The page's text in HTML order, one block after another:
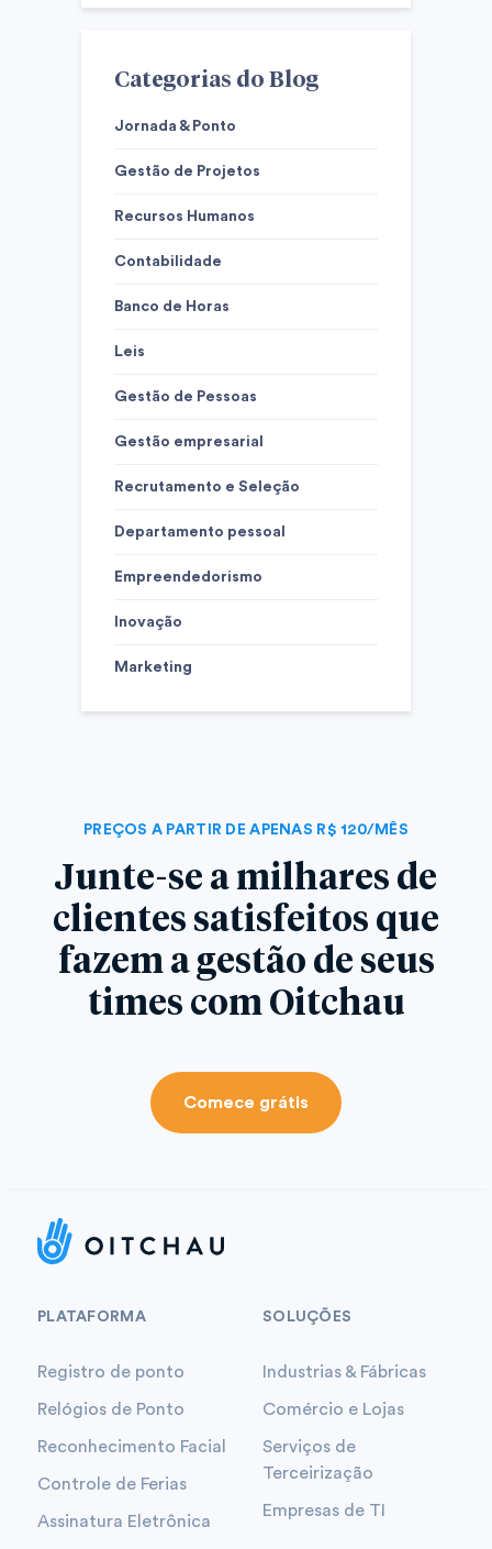
Categorias do Blog
Jornada & Ponto
Gestão de Projetos
Recursos Humanos
Contabilidade
Banco de Horas
Leis
Gestão de Pessoas
Gestão empresarial
Recrutamento e Seleção
Departamento pessoal
Empreendedorismo
Inovação
Marketing
PREÇOS A PARTIR DE APENAS R$ 120/MÊS
Junte-se a milhares de
clientes satisfeitos que
fazem a gestão de seus
times com Oitchau
Comece grátis
PLATAFORMA
Registro de ponto
Relógios de Ponto
Reconhecimento Facial
Controle de Ferias
Assinatura Eletrônica
SOLUÇÕES
Industrias & Fábricas
Comércio e Lojas
Serviços de
Terceirização
Empresas de TI